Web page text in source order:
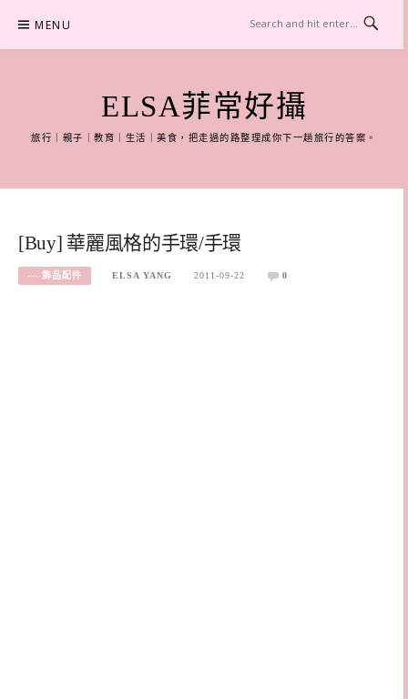
content
MENU
ELSA菲常好攝
旅行｜親子｜教育｜生活｜美食，把走過的路整理成你下一趟旅行的答案。
[Buy] 華麗風格的手環/手環
----飾品配件 ELSA YANG 2011-09-22 0